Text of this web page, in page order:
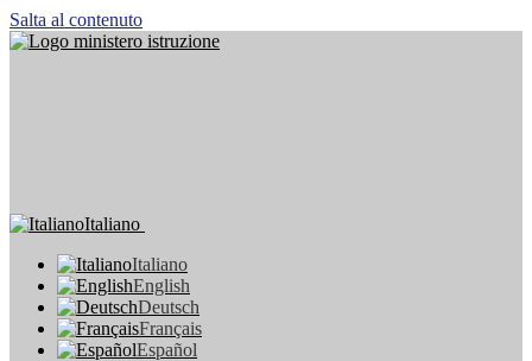
Salta al contenuto
Italiano
Italiano
English
Deutsch
Français
Español